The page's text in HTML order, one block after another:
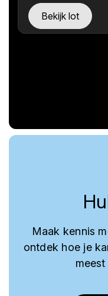
Bekijk lot
Maak kennis
ontdek hoe je